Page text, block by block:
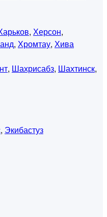
, Херсон,
, Хромтау, Хива
, Шахрисабз, Шахтинск,
, Экибастуз